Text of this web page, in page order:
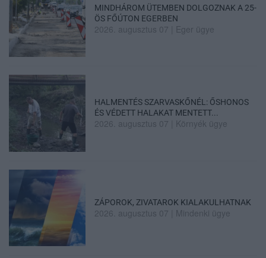
MINDHÁROM ÜTEMBEN DOLGOZNAK A 25-
ÖS FŐÚTON EGERBEN
2026. augusztus 07 Eger ügye
HALMENTÉS SZARVASKŐNÉL: ŐSHONOS
ÉS VÉDETT HALAKAT MENTETT...
2026. augusztus 07 Környék ügye
ZÁPOROK, ZIVATAROK KIALAKULHATNAK
2026. augusztus 07 Mindenki ügye